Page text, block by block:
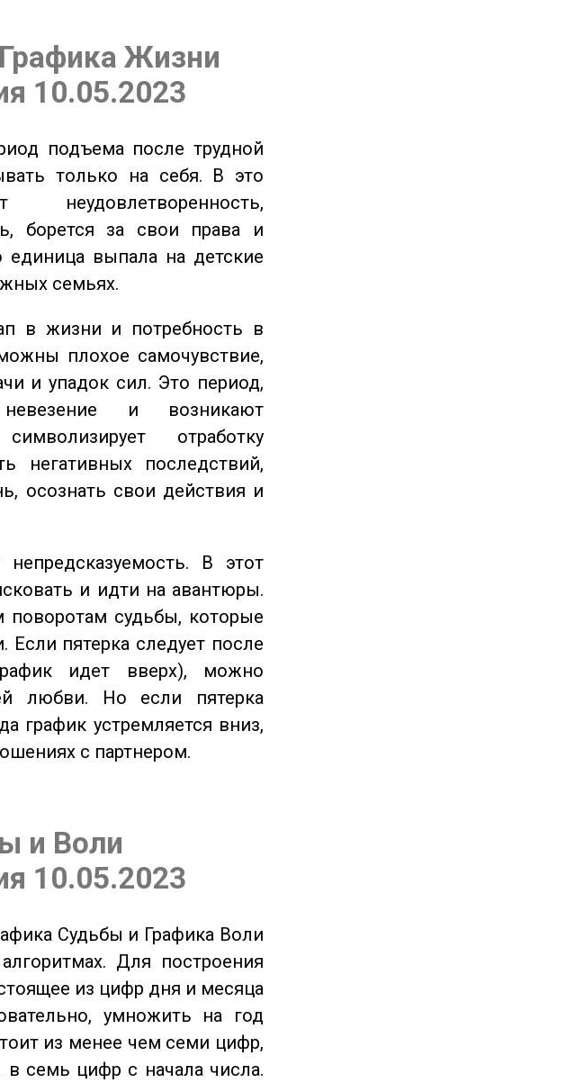
Жизни
10.05.2023
подъема после трудной
только на себя. В это
борется за свои права и
единица выпала на детские
семьях.
в жизни и потребность в
плохое самочувствие,
и упадок сил. Это период,
и возникают
отработку
негативных последствий,
осознать свои действия и
В этот
и идти на авантюры.
судьбы, которые
Если пятерка следует после
идет вверх), можно
любви. Но если пятерка
график устремляется вниз,
с партнером.
и Воли
10.05.2023
Судьбы и Графика Воли
Для построения
из цифр дня и месяца
умножить на год
из менее чем семи цифр,
семь цифр с начала числа.